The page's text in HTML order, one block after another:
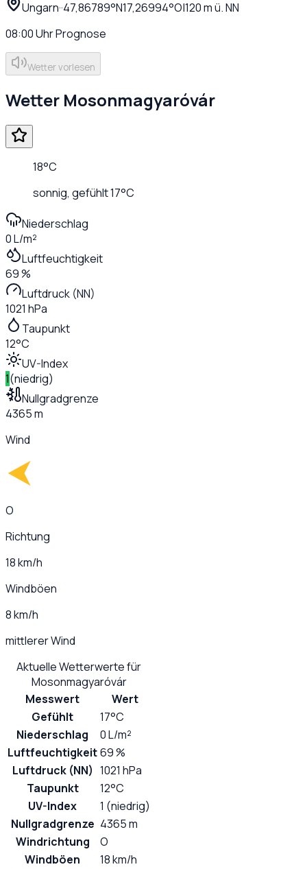
Ungarn··47,86789°N17,26994°O|120m ü. NN
08:00UhrPrognose
Wetter vorlesen
Wetter Mosonmagyaróvár
18°C
sonnig, gefühlt17°C
Niederschlag
0 L/m²
Luftfeuchtigkeit
69 %
Luftdruck (NN)
1021 hPa
Taupunkt
12°C
UV-Index
1(niedrig)
Nullgradgrenze
4365 m
Wind
O
Richtung
18 km/h
Windböen
8 km/h
mittlerer Wind
Aktuelle Wetterwerte für
Mosonmagyaróvár
Messwert
Wert
Gefühlt
17°C
Niederschlag
0 L/m²
Luftfeuchtigkeit69 %
Luftdruck (NN) 1021 hPa
Taupunkt
12°C
UV-Index
1 (niedrig)
Nullgradgrenze 4365 m
Windrichtung
O
Windböen
18 km/h